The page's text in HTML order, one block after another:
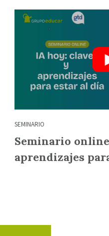
SEMINARIO
Seminario
aprendizajes